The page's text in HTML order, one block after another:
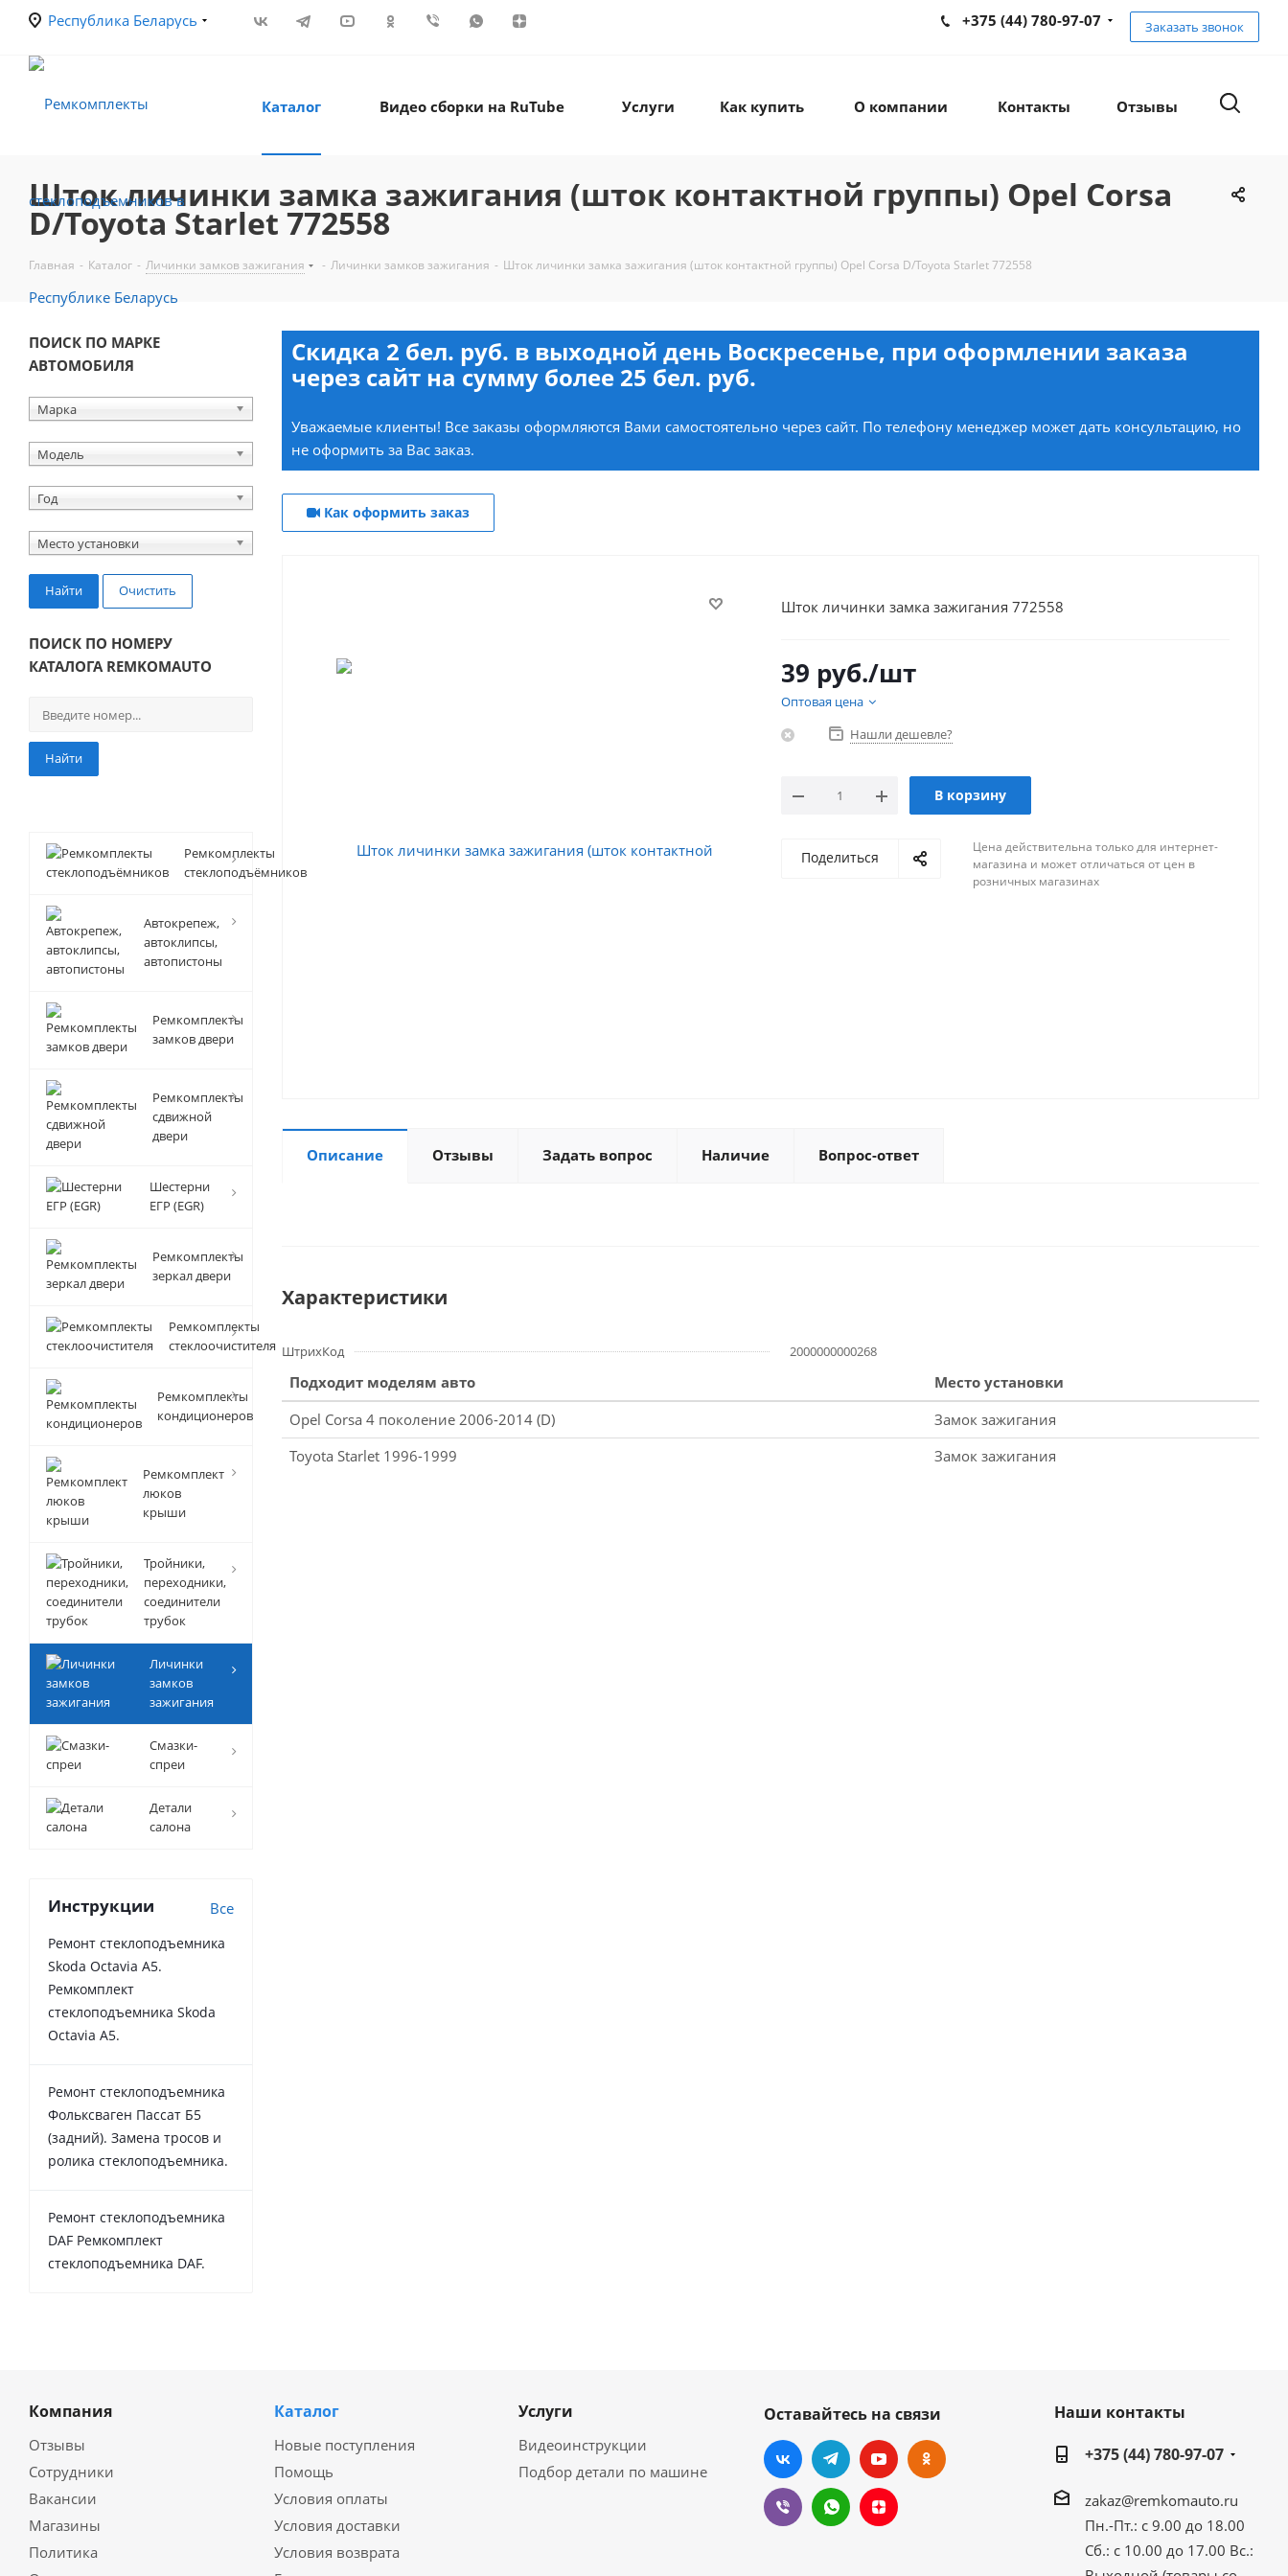
Республика Беларусь +375 (44) 780-97-07 Заказать звонок
Каталог Видео сборки на RuTube Услуги Как купить О компании Контакты Отзывы
Шток личинки замка зажигания (шток контактной группы) Opel Corsa
D/Toyota Starlet 772558
Главная - Каталог - Личинки замков зажигания - Личинки замков зажигания - Шток личинки замка зажигания (шток контактной группы) Opel Corsa D/Toyota Starlet 772558
ПОИСК ПО МАРКЕ
АВТОМОБИЛЯ
Марка
Модель
Год
Место установки
Найти Очистить
ПОИСК ПО НОМЕРУ
КАТАЛОГА REMKOMAUTO
Найти
Ремкомплекты
стеклоподъёмников
Автокрепеж,
автоклипсы,
автопистоны
Ремкомплекты
замков двери
Ремкомплекты
сдвижной
двери
Шестерни
ЕГР (EGR)
Ремкомплекты
зеркал двери
Ремкомплекты
стеклоочистителя
Ремкомплекты
кондиционеров
Ремкомплект
люков
крыши
Тройники,
переходники,
соединители
трубок
Личинки
замков
зажигания
Смазки-
спреи
Детали
салона
Инструкции Все
Ремонт стеклоподъемника
Skoda Octavia A5.
Ремкомплект
стеклоподъемника Skoda
Octavia A5.
Ремонт стеклоподъемника
Фольксваген Пассат Б5
(задний). Замена тросов и
ролика стеклоподъемника.
Ремонт стеклоподъемника
DAF Ремкомплект
стеклоподъемника DAF.
Скидка 2 бел. руб. в выходной день Воскресенье, при оформлении заказа
через сайт на сумму более 25 бел. руб.
Уважаемые клиенты! Все заказы оформляются Вами самостоятельно через сайт. По телефону менеджер может дать консультацию, но
не оформить за Вас заказ.
Как оформить заказ
Шток личинки замка зажигания 772558
39 руб./шт
Оптовая цена
Нашли дешевле?
В корзину
Поделиться
Цена действительна только для интернет-
магазина и может отличаться от цен в
розничных магазинах
Описание Отзывы Задать вопрос Наличие Вопрос-ответ
Характеристики
ШтрихКод 2000000000268
Подходит моделям авто
Место установки
Opel Corsa 4 поколение 2006-2014 (D)
Замок зажигания
Toyota Starlet 1996-1999
Замок зажигания
Компания
Отзывы
Сотрудники
Вакансии
Магазины
Политика
Каталог
Новые поступления
Помощь
Условия оплаты
Условия доставки
Условия возврата
Услуги
Видеоинструкции
Подбор детали по машине
Оставайтесь на связи
Наши контакты
+375 (44) 780-97-07
zakaz@remkomauto.ru
Пн.-Пт.: с 9.00 до 18.00
Сб.: с 10.00 до 17.00 Вс.: